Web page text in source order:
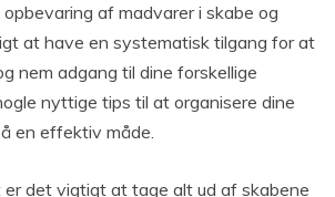
af madvarer i skabe og
at have en systematisk tilgang for at
nem adgang til dine forskellige
nyttige tips til at organisere dine
en effektiv måde.
er det vigtigt at tage alt ud af skabene